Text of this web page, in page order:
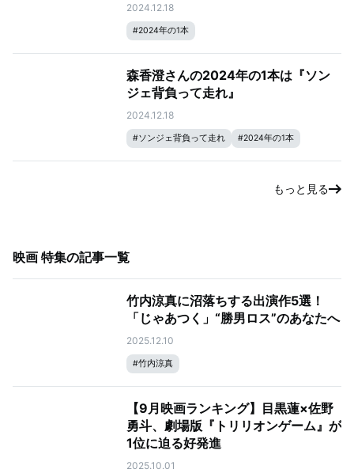
2024.12.18
#2024年の1本
森香澄さんの2024年の1本は『ソン
ジェ背負って走れ』
2024.12.18
#ソンジェ背負って走れ #2024年の1本
もっと見る
映画 特集の記事一覧
竹内涼真に沼落ちする出演作5選！
「じゃあつく」“勝男ロス”のあなたへ
2025.12.10
#竹内涼真
【9月映画ランキング】目黒蓮×佐野
勇斗、劇場版『トリリオンゲーム』が
1位に迫る好発進
2025.10.01